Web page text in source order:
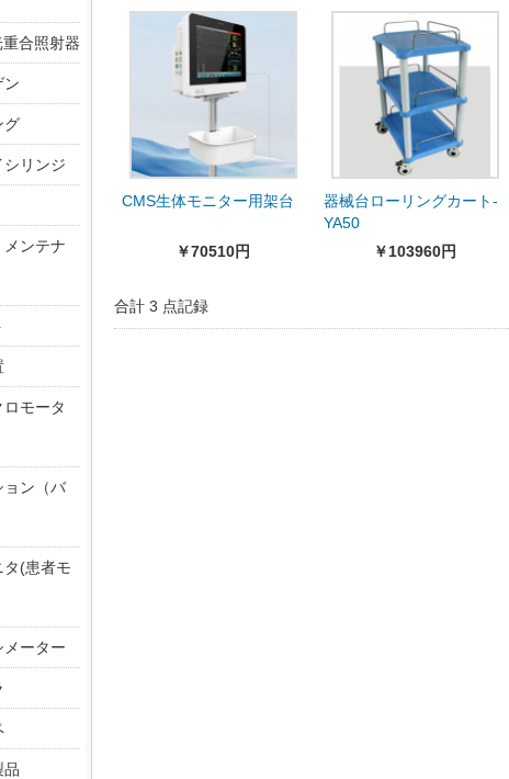
CMS生体モニター用架台
￥70510円
器械台ローリングカート-
YA50
￥103960円
合計 3 点記録
合照射器
ン
グ
シリンジ
メンテナ
モータ
ョン（バ
(患者モ
ーター
品